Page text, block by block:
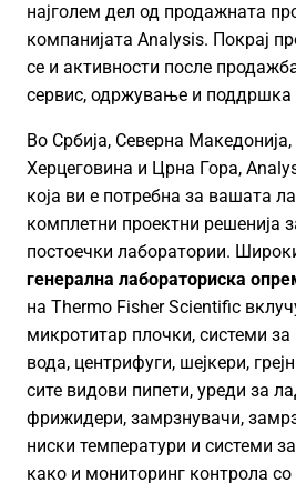
најголем дел од продажната
компанијата Analysis. Покрај
се и активности после
сервис, одржување и поддршка
Во Србија, Северна
Херцеговина и Црна Гора,
која ви е потребна за вашата
комплетни проектни решенија
постоечки лаборатории.
генерална лабораториска
на Thermo Fisher Scientific
микротитар плочки, системи
вода, центрифуги, шејкери,
сите видови пипети, уреди за
фрижидери, замрзнувачи,
ниски температури и системи
како и мониторинг контрола